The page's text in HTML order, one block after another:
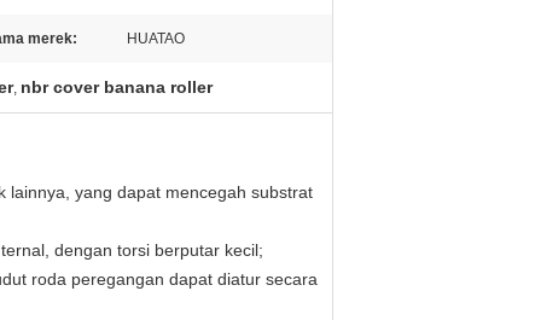
merek: HUATAO
, nbr cover banana roller
lainnya, yang dapat mencegah substrat
dengan torsi berputar kecil;
roda peregangan dapat diatur secara